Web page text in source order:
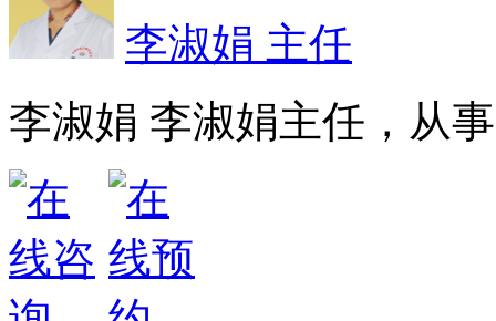
李淑娟 主任
李淑娟 李淑娟主任，从